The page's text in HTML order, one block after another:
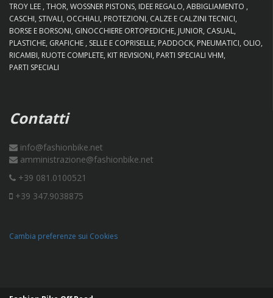
TROY LEE THOR WOSSNER PISTONS IDEE REGALO ABBIGLIAMENTO
CASCHI STIVALI OCCHIALI PROTEZIONI CALZE E CALZINI TECNICI
BORSE E BORSONI GINOCCHIERE ORTOPEDICHE JUNIOR CASUAL
PLASTICHE GRAFICHE SELLE E COPRISELLE PADDOCK PNEUMATICI OLIO
RICAMBI RUOTE COMPLETE KIT REVISIONI PARTI SPECIALI VHM
PARTI SPECIALI
Contatti
info@fashionbike.net
amministrazione@fashionbike.net
+39 081.0100521
+39 347.9038875
Cambia preferenze sui Cookies